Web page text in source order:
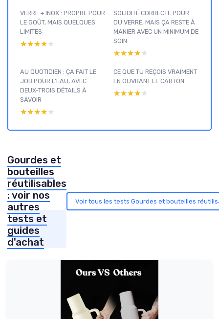
VERRE + INOX : PROPRE POUR
LE GOÛT, MAIS QUELQUES
LIMITES
★★★★★
★★★★★
SOLIDITÉ CORRECTE POUR
DU VERRE, MAIS ÇA RESTE À
MANIER AVEC UN MINIMUM DE
SOIN
★★★★★
★★★★★
AU QUOTIDIEN : ÇA FAIT LE
JOB POUR L’EAU, AVEC
DEUX-TROIS DÉTAILS À
SAVOIR
★★★★★
★★★★★
CE QUE TU REÇOIS VRAIMENT
EN OUVRANT LE CARTON
★★★★★
★★★★★
Gourdes et
bouteilles
réutilisables
: voir nos
autres
tests et
guides
d'achat
Voir tous les tests Gourdes et bouteilles